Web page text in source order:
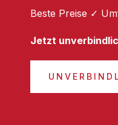
Beste Preise ✓
Jetzt